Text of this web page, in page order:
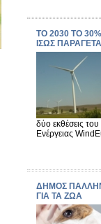
ΤΟ 2030 ΤΟ
ΙΣΩΣ
δύο εκθέσεις
Ενέργειας
ΔΗΜΟΣ
ΓΙΑ ΤΑ ΖΩΑ